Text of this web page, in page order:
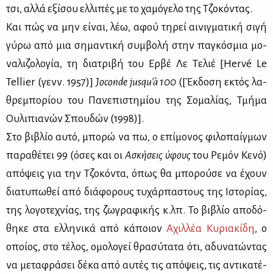
τσι, αλ­λά εξί­σου ελ­λι­πές με το χα­μό­γε­λο της Τζο­κό­ντας.
Και πώς να μην εί­ναι, λέω, αφού τη­ρεί αι­νιγ­μα­τι­κή σι­γή
γύ­ρω από μια ση­μα­ντι­κή συμ­βο­λή στην πα­γκό­σμια μο­
να­λι­ζο­λο­γία, τη δια­τρι­βή του Ερ­βέ Λε Τε­λιέ [Hervé Le
Tellier (γενν. 1957)] Joconde jusqu’à 100 ([Έκ­δο­ση εκτός λα­
θρε­μπο­ρί­ου του Πα­νε­πι­στη­μί­ου της Σο­μα­λί­ας, Τμή­μα
Ου­λι­πια­νών Σπου­δών (1998)].
Στο βι­βλίο αυ­τό, μπο­ρώ να πω, ο επί­μο­νος φι­λο­παίγ­μων
πα­ρα­θέ­τει 99 (όσες και οι Ασκή­σεις ύφουςτου Ρε­μόν Κε­νό)
από­ψεις για την Τζο­κό­ντα, όπως θα μπο­ρού­σε να έχουν
δια­τυ­πω­θεί από διά­φο­ρους τυ­χάρ­πα­στους της Ιστο­ρί­ας,
της λο­γο­τε­χνί­ας, της ζω­γρα­φι­κής κ.λπ. Το βι­βλίο απο­δό­
θη­κε στα ελ­λη­νι­κά από κά­ποιονΑχιλ­λέα Κυ­ρια­κί­δη, ο
οποί­ος, στο τέ­λος, ομο­λο­γεί θρα­σύ­τα­τα ότι, αδυ­να­τώ­ντας
να με­τα­φρά­σει δέ­κα από αυ­τές τις από­ψεις, τις αντι­κα­τέ­